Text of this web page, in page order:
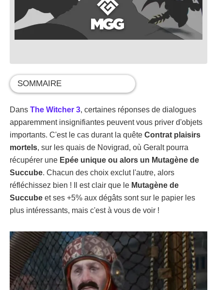
SOMMAIRE
Dans The Witcher 3, certaines réponses de dialogues
apparemment insignifiantes peuvent vous priver d'objets
importants. C'est le cas durant la quête Contrat plaisirs
mortels, sur les quais de Novigrad, où Geralt pourra
récupérer une Epée unique ou alors un Mutagène de
Succube. Chacun des choix exclut l'autre, alors
réfléchissez bien ! Il est clair que le Mutagène de
Succube et ses +5% aux dégâts sont sur le papier les
plus intéressants, mais c'est à vous de voir !